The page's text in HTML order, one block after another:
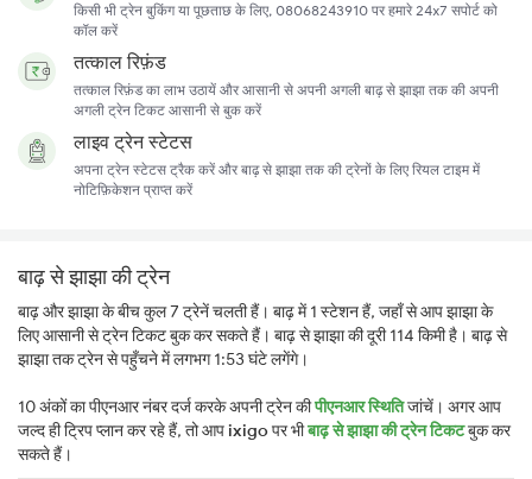
किसी भी ट्रेन बुकिंग या पूछताछ के लिए, 08068243910 पर हमारे 24x7 सपोर्ट को
कॉल करें
तत्काल रिफ़ंड
तत्काल रिफ़ंड का लाभ उठायें और आसानी से अपनी अगली बाढ़ से झाझा तक की अपनी
अगली ट्रेन टिकट आसानी से बुक करें
लाइव ट्रेन स्टेटस
अपना ट्रेन स्टेटस ट्रैक करें और बाढ़ से झाझा तक की ट्रेनों के लिए रियल टाइम में
नोटिफ़िकेशन प्राप्त करें
बाढ़ से झाझा की ट्रेन
बाढ़ और झाझा के बीच कुल 7 ट्रेनें चलती हैं। बाढ़ में 1 स्टेशन हैं, जहाँ से आप झाझा के
लिए आसानी से ट्रेन टिकट बुक कर सकते हैं। बाढ़ से झाझा की दूरी 114 किमी है। बाढ़ से
झाझा तक ट्रेन से पहुँचने में लगभग 1:53 घंटे लगेंगे।
10 अंकों का पीएनआर नंबर दर्ज करके अपनी ट्रेन कीपीएनआर स्थितिजांचें। अगर आप
जल्द ही ट्रिप प्लान कर रहे हैं, तो आपixigoपर भीबाढ़ से झाझा की ट्रेन टिकटबुक कर
सकते हैं।